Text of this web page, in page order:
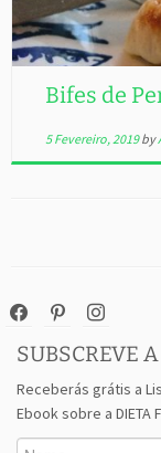
Bifes de
5 Fevereiro, 2019 by
facebookpinterestinstagram
SUBSCREVE
Receberás grátis a
Ebook sobre a DIETA